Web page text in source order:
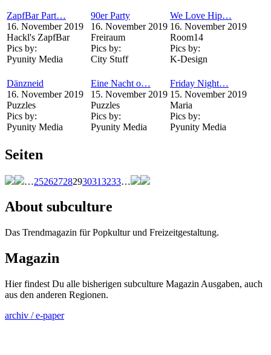
ZapfBar Part…
16. November 2019
Hackl's ZapfBar
Pics by:
Pyunity Media
90er Party
16. November 2019
Freiraum
Pics by:
City Stuff
We Love Hip…
16. November 2019
Room14
Pics by:
K-Design
Dänzneid
16. November 2019
Puzzles
Pics by:
Pyunity Media
Eine Nacht o…
15. November 2019
Puzzles
Pics by:
Pyunity Media
Friday Night…
15. November 2019
Maria
Pics by:
Pyunity Media
Seiten
…252627282930313233…
About subculture
Das Trendmagazin für Popkultur und Freizeitgestaltung.
Magazin
Hier findest Du alle bisherigen subculture Magazin Ausgaben, auch
aus den anderen Regionen.
archiv / e-paper